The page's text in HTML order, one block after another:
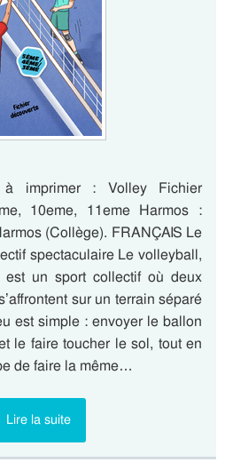
imprimer : Volley Fichier
10eme, 11eme Harmos :
(Collège). FRANÇAIS Le
spectaculaire Le volleyball,
est un sport collectif où deux
sur un terrain séparé
est simple : envoyer le ballon
le faire toucher le sol, tout en
de faire la même…
Lire la suite